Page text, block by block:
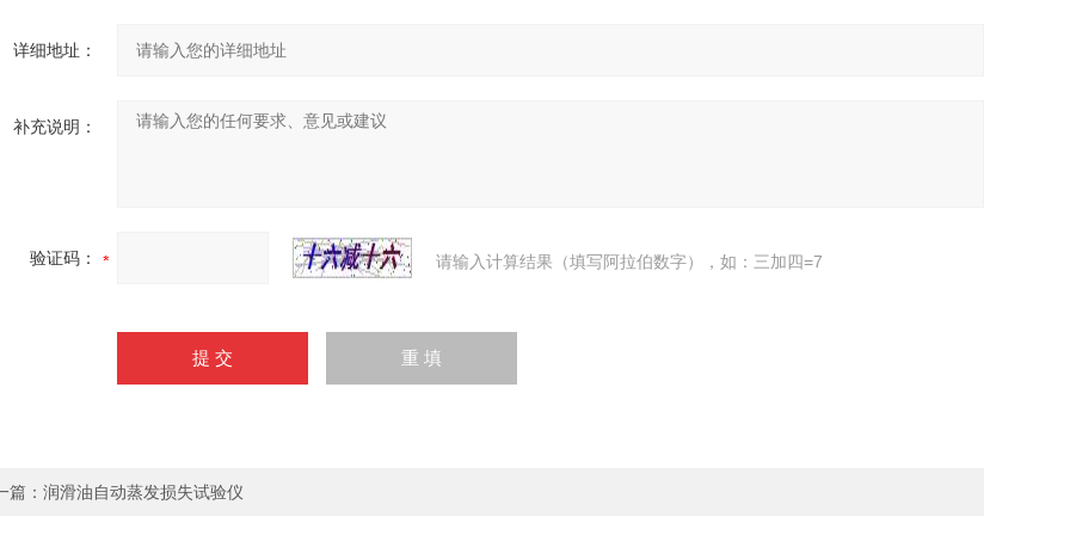
详细地址：
补充说明：
验证码： 请输入计算结果（填写阿拉伯数字），如：三加四=7
篇： 润滑油自动蒸发损失试验仪